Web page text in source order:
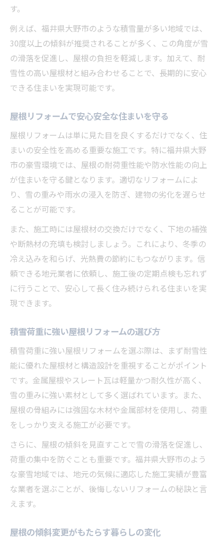
す。
例えば、福井県大野市のような積雪量が多い地域では、
30度以上の傾斜が推奨されることが多く、この角度が雪
の滑落を促進し、屋根の負担を軽減します。加えて、耐
雪性の高い屋根材と組み合わせることで、長期的に安心
できる住まいを実現可能です。
屋根リフォームで安心安全な住まいを守る
屋根リフォームは単に見た目を良くするだけでなく、住
まいの安全性を高める重要な施工です。特に福井県大野
市の豪雪環境では、屋根の耐荷重性能や防水性能の向上
が住まいを守る鍵となります。適切なリフォームによ
り、雪の重みや雨水の浸入を防ぎ、建物の劣化を遅らせ
ることが可能です。
また、施工時には屋根材の交換だけでなく、下地の補強
や断熱材の充填も検討しましょう。これにより、冬季の
冷え込みを和らげ、光熱費の節約にもつながります。信
頼できる地元業者に依頼し、施工後の定期点検も忘れず
に行うことで、安心して長く住み続けられる住まいを実
現できます。
積雪荷重に強い屋根リフォームの選び方
積雪荷重に強い屋根リフォームを選ぶ際は、まず耐雪性
能に優れた屋根材と構造設計を重視することがポイント
です。金属屋根やスレート瓦は軽量かつ耐久性が高く、
雪の重みに強い素材として多く選ばれています。また、
屋根の骨組みには強固な木材や金属部材を使用し、荷重
をしっかり支える施工が必要です。
さらに、屋根の傾斜を見直すことで雪の滑落を促進し、
荷重の集中を防ぐことも重要です。福井県大野市のよう
な豪雪地域では、地元の気候に適応した施工実績が豊富
な業者を選ぶことが、後悔しないリフォームの秘訣と言
えます。
屋根の傾斜変更がもたらす暮らしの変化